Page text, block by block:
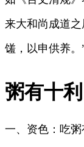
来大和尚成道
馐，以申供养。
粥有十
一、资色：吃